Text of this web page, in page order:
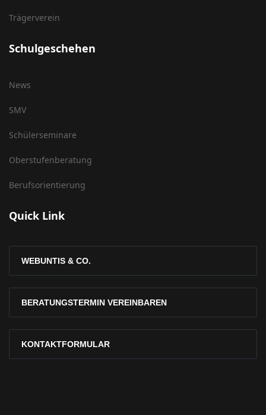
Trägerverein
Schulgeschehen
News
SMV
Schülerseminare
Oberstufenberatung
Berufsorientierung
Quick Link
WEBUNTIS & CO.
BERATUNGSTERMIN VEREINBAREN
KONTAKTFORMULAR